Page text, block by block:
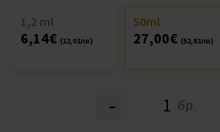
- бр.
1,2 ml
6,14€ (12,01лв)
50ml
27,00€ (52,81лв)